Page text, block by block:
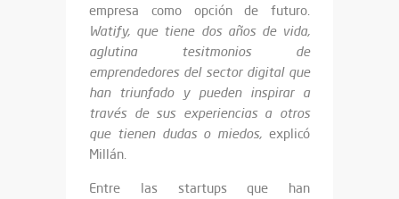
empresa como opción de futuro.
Watify, que tiene dos años de vida,
aglutina tesitmonios de
emprendedores del sector digital que
han triunfado y pueden inspirar a
través de sus experiencias a otros
que tienen dudas o miedos, explicó
Millán.
Entre las startups que han